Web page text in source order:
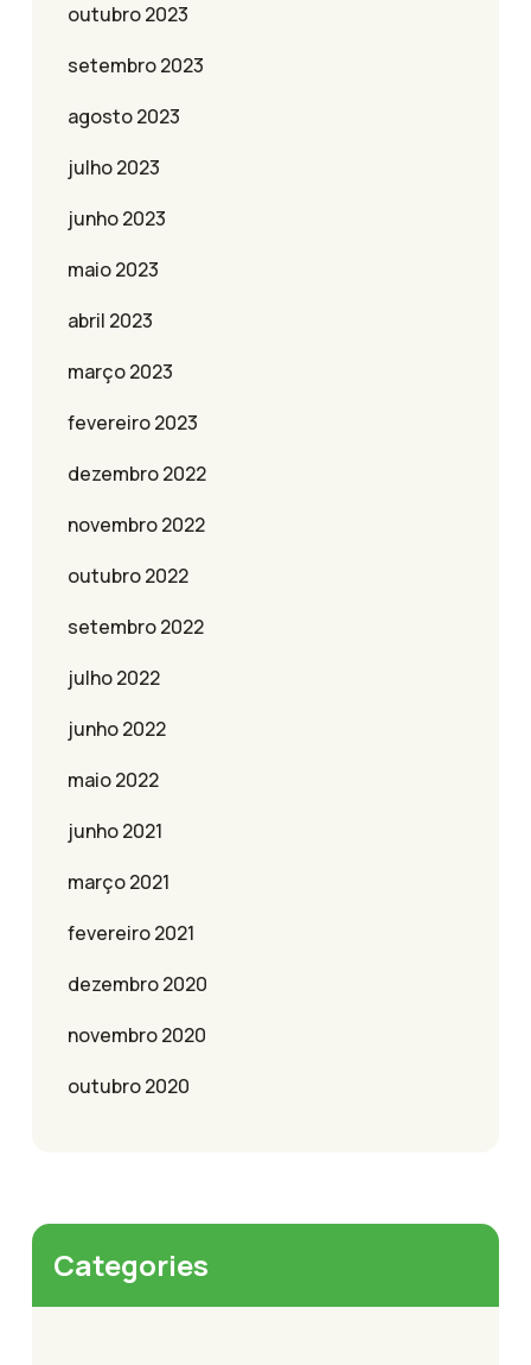
outubro 2023
setembro 2023
agosto 2023
julho 2023
junho 2023
maio 2023
abril 2023
março 2023
fevereiro 2023
dezembro 2022
novembro 2022
outubro 2022
setembro 2022
julho 2022
junho 2022
maio 2022
junho 2021
março 2021
fevereiro 2021
dezembro 2020
novembro 2020
outubro 2020
Categories